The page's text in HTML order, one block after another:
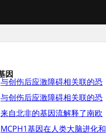
因
与创伤后应激障碍相关联的恐
与创伤后应激障碍相关联的恐
来自北非的基因流解释了南欧
MCPH1基因在人类大脑进化和